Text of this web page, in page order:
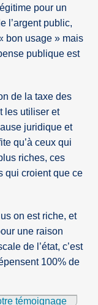
pour un
l’argent public,
bon usage » mais
publique est
de la taxe des
les utiliser et
juridique et
qu’à ceux qui
riches, ces
qui croient que ce
on est riche, et
une raison
de l’état, c’est
100% de
témoignage